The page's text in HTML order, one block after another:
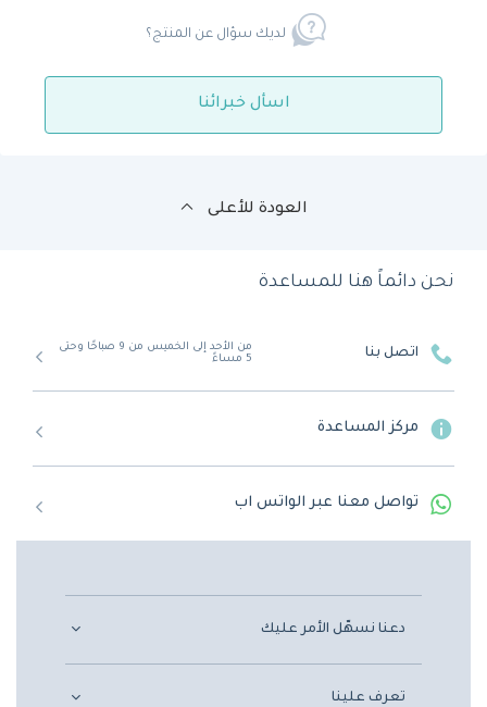
لديك سؤال عن المنتج؟
اسأل خبرائنا
العودة للأعلى
نحن دائماً هنا للمساعدة
اتصل بنا
من الأحد إلى الخميس من 9 صباحًا وحتى
5 مساءً
مركز المساعدة
تواصل معنا عبر الواتس اب
دعنا نسهّل الأمر عليك
تعرف علينا